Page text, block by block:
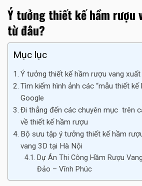
Ý tưởng thiết kế hầm rượu
từ đâu?
Mục lục
Ý tưởng thiết kế hầm rượu vang
Tìm kiếm hình ảnh các “mẫu thiết kế
Google
Đi thẳng đến các chuyên mục trên
về thiết kế hầm rượu
Bộ sưu tập ý tưởng thiết kế hầm
vang 3D tại Hà Nội
Dự Án Thi Công Hầm Rượu
Đảo – Vĩnh Phúc